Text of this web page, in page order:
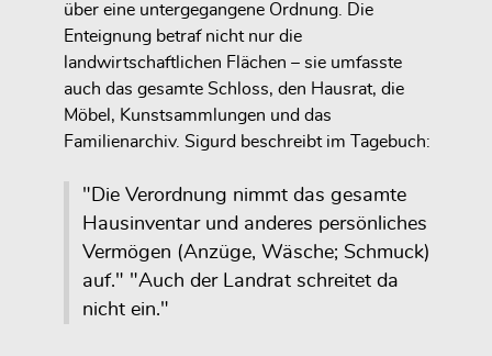
über eine untergegangene Ordnung. Die
Enteignung betraf nicht nur die
landwirtschaftlichen Flächen – sie umfasste
auch das gesamte Schloss, den Hausrat, die
Möbel, Kunstsammlungen und das
Familienarchiv. Sigurd beschreibt im Tagebuch:
"Die Verordnung nimmt das gesamte
Hausinventar und anderes persönliches
Vermögen (Anzüge, Wäsche; Schmuck)
auf." "Auch der Landrat schreitet da
nicht ein."